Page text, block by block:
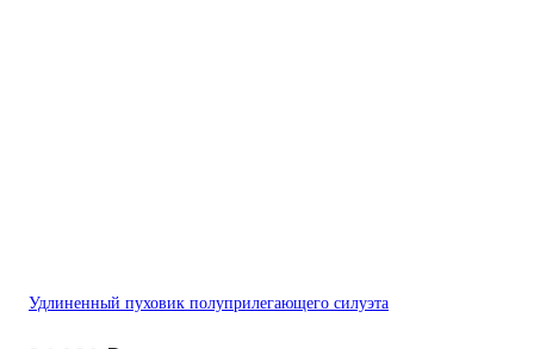
Удлиненный пуховик полуприлегающего силуэта